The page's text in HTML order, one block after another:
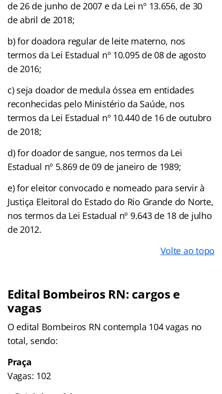
de 26 de junho de 2007 e da Lei nº 13.656, de 30
de abril de 2018;
b) for doadora regular de leite materno, nos
termos da Lei Estadual nº 10.095 de 08 de agosto
de 2016;
c) seja doador de medula óssea em entidades
reconhecidas pelo Ministério da Saúde, nos
termos da Lei Estadual nº 10.440 de 16 de outubro
de 2018;
d) for doador de sangue, nos termos da Lei
Estadual nº 5.869 de 09 de janeiro de 1989;
e) for eleitor convocado e nomeado para servir à
Justiça Eleitoral do Estado do Rio Grande do Norte,
nos termos da Lei Estadual nº 9.643 de 18 de julho
de 2012.
Volte ao topo
Edital Bombeiros RN: cargos e
vagas
O edital Bombeiros RN contempla 104 vagas no
total, sendo:
Praça
Vagas: 102